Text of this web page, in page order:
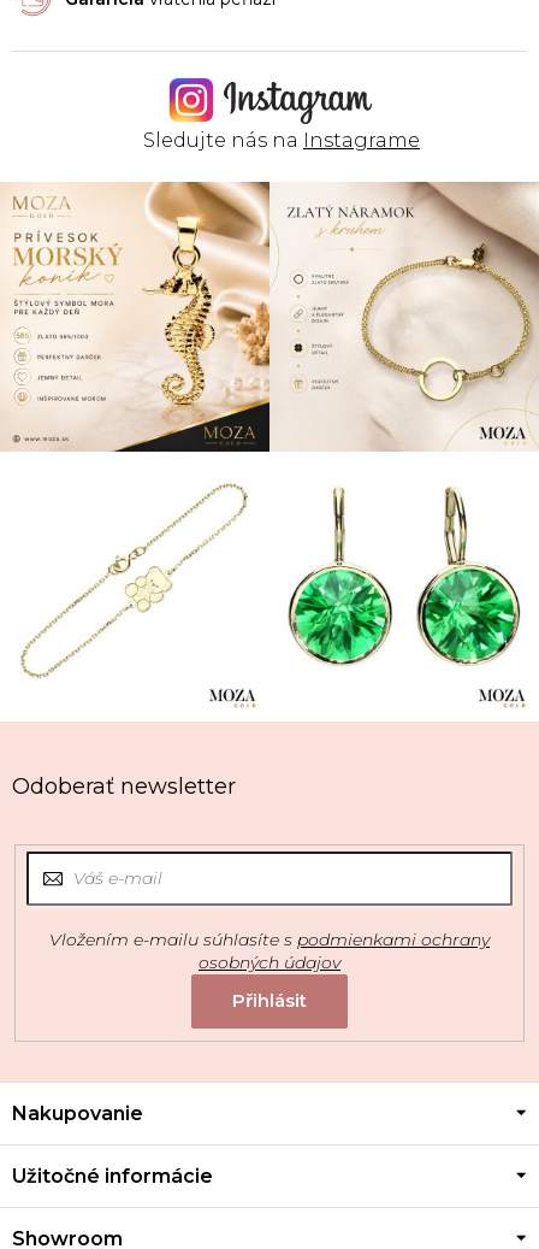
Sledujte nás na Instagrame
Odoberať newsletter
Vložením e-mailu súhlasíte s podmienkami ochrany
osobných údajov
Z
p
t
Nakupovanie
Užitočné informácie
Showroom